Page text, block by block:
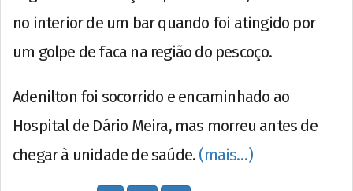
no interior de um bar quando foi atingido por
um golpe de faca na região do pescoço.
Adenilton foi socorrido e encaminhado ao
Hospital de Dário Meira, mas morreu antes de
chegar à unidade de saúde. (mais…)